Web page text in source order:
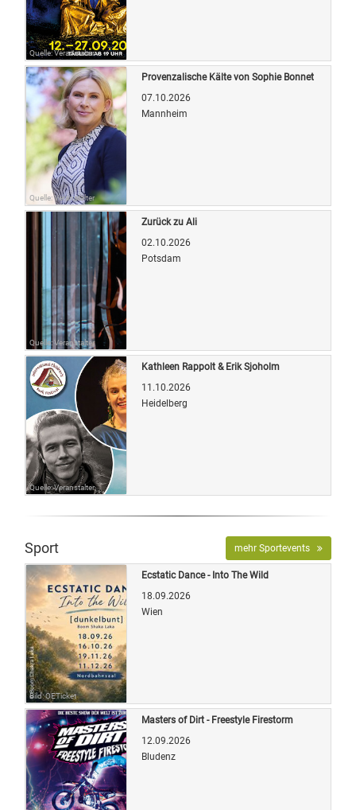
Quelle: Veranstalter
Quelle: Veranstalter
Provenzalische Kälte von Sophie Bonnet
07.10.2026
Mannheim
Quelle: Veranstalter
Zurück zu Ali
02.10.2026
Potsdam
Quelle: Veranstalter
Kathleen Rappolt & Erik Sjoholm
11.10.2026
Heidelberg
Sport mehr Sportevents
Bild: OETicket
Ecstatic Dance - Into The Wild
18.09.2026
Wien
Masters of Dirt - Freestyle Firestorm
12.09.2026
Bludenz